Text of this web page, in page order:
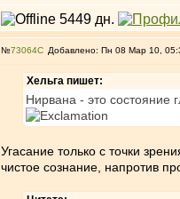
№73064 Добавлено: Пн 08 Мар 10,
Хельга пишет:
Нирвана - это состояние
Угасание только с точки
чистое сознание, напротив